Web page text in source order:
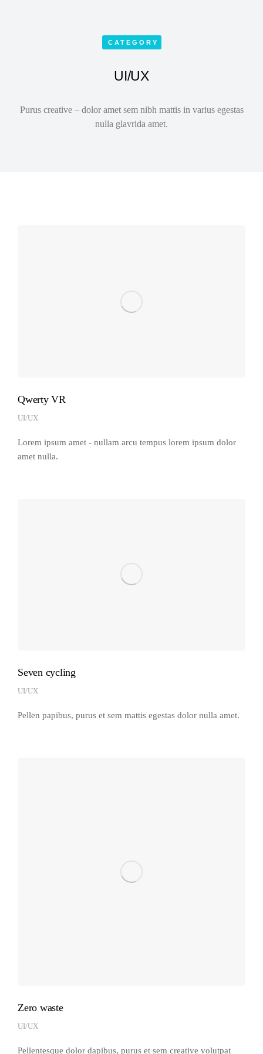
CATEGORY
UI/UX
Purus creative – dolor amet sem nibh mattis in varius egestas
nulla glavrida amet.
Qwerty VR
UI/UX
Lorem ipsum amet - nullam arcu tempus lorem ipsum dolor
amet nulla.
Seven cycling
UI/UX
Pellen papibus, purus et sem mattis egestas dolor nulla amet.
Zero waste
UI/UX
Pellentesque dolor dapibus, purus et sem creative volutpat